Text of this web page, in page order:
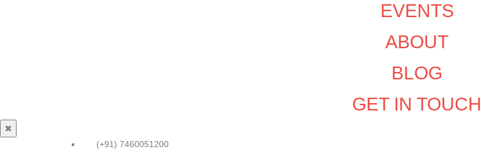
EVENTS
ABOUT
BLOG
GET IN TOUCH
(+91) 7460051200